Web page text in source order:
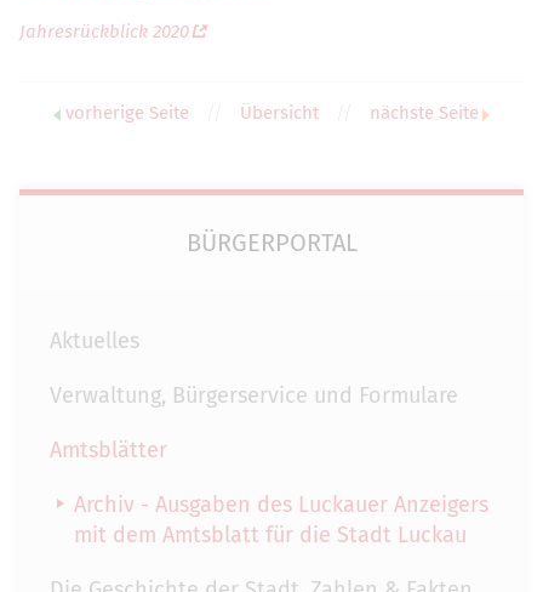
Jahresrückblick 2020
vorherige Seite Übersicht nächste Seite
BÜRGERPORTAL
Aktuelles
Verwaltung, Bürgerservice und Formulare
Amtsblätter
Archiv - Ausgaben des Luckauer Anzeigers
mit dem Amtsblatt für die Stadt Luckau